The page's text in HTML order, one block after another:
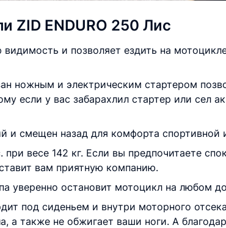
ZID ENDURO 250 Лис
и позволяет ездить на
ножным и электрическим стартером
если у вас забарахлил стартер или сел
и смещен назад для комфорта спортивной
весе 142 кг. Если вы предпочитаете
вам приятную компанию.
уверенно остановит мотоцикл на любом
под сиденьем и внутри моторного
а также не обжигает ваши ноги. А